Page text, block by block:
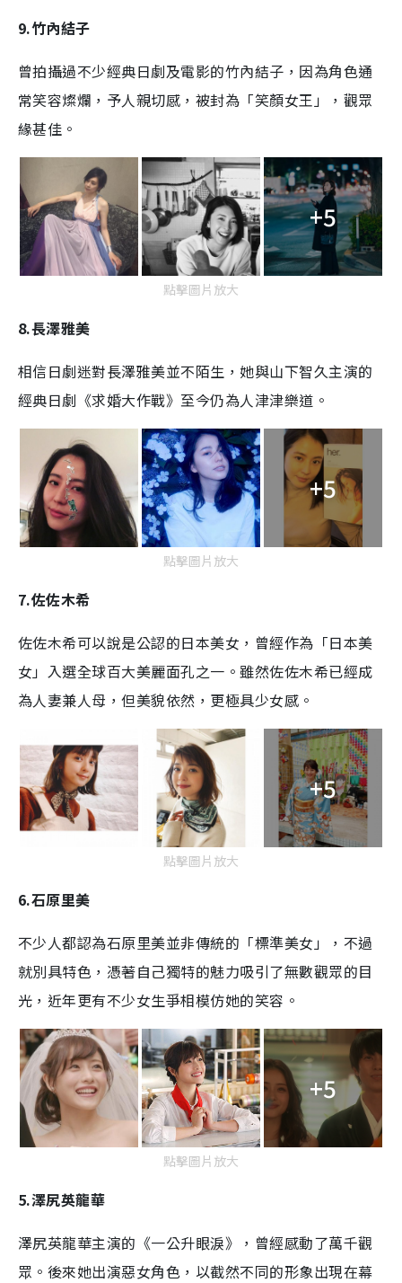
9.竹內結子
曾拍攝過不少經典日劇及電影的竹內結子，因為角色通
常笑容燦爛，予人親切感，被封為「笑顏女王」，觀眾
緣甚佳。
+5
點擊圖片放大
8.長澤雅美
相信日劇迷對長澤雅美並不陌生，她與山下智久主演的
經典日劇《求婚大作戰》至今仍為人津津樂道。
+5
點擊圖片放大
7.佐佐木希
佐佐木希可以說是公認的日本美女，曾經作為「日本美
女」入選全球百大美麗面孔之一。雖然佐佐木希已經成
為人妻兼人母，但美貌依然，更極具少女感。
+5
點擊圖片放大
6.石原里美
不少人都認為石原里美並非傳統的「標準美女」，不過
就別具特色，憑著自己獨特的魅力吸引了無數觀眾的目
光，近年更有不少女生爭相模仿她的笑容。
+5
點擊圖片放大
5.澤尻英龍華
澤尻英龍華主演的《一公升眼淚》，曾經感動了萬千觀
眾。後來她出演惡女角色，以截然不同的形象出現在幕